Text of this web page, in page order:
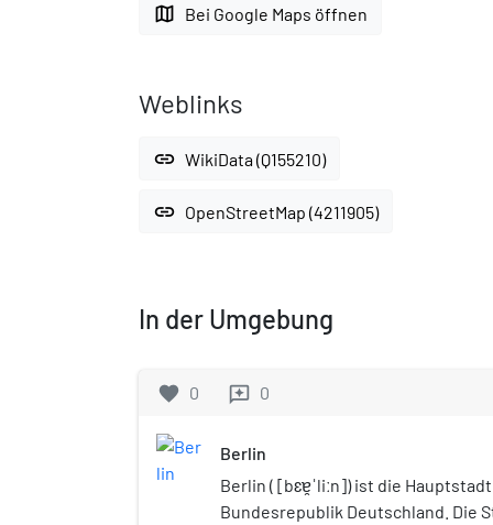
map Bei Google Maps öffnen
Weblinks
link WikiData (Q155210)
link OpenStreetMap (4211905)
In der Umgebung
favorite 0 reviews 0
Berlin
Berlin ( [bɛɐ̯ˈliːn]) ist die
Bundesrepublik Deutschland. Die